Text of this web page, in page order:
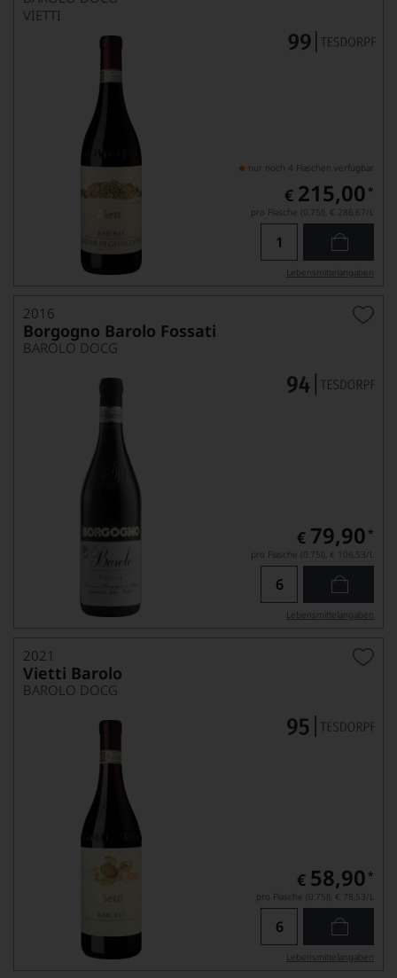
VIETTI
nur noch 4 Flaschen verfügbar
€ 215,00 *
pro Flasche (0.75l), € 286,67/L
Lebensmittel­angaben
2016
Borgogno Barolo Fossati
BAROLO DOCG
€ 79,90 *
pro Flasche (0.75l), € 106,53/L
Lebensmittel­angaben
2021
Vietti Barolo
BAROLO DOCG
€ 58,90 *
pro Flasche (0.75l), € 78,53/L
Lebensmittel­angaben